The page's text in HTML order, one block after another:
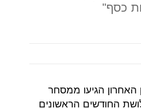
כסף"
האחרון הגיעו ממסחר
החודשים הראשונים